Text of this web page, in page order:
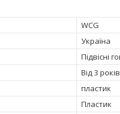
WCG
Україна
Підвісні
Від 3 років
пластик
Пластик